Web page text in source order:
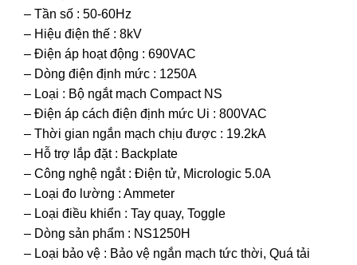
– Tần số : 50-60Hz
– Hiệu điện thế : 8kV
– Điện áp hoạt động : 690VAC
– Dòng điện định mức : 1250A
– Loại : Bộ ngắt mạch Compact NS
– Điện áp cách điện định mức Ui : 800VAC
– Thời gian ngắn mạch chịu được : 19.2kA
– Hỗ trợ lắp đặt : Backplate
– Công nghệ ngắt : Điện tử, Micrologic 5.0A
– Loại đo lường : Ammeter
– Loại điều khiển : Tay quay, Toggle
– Dòng sản phẩm : NS1250H
– Loại bảo vệ : Bảo vệ ngắn mạch tức thời, Quá tải